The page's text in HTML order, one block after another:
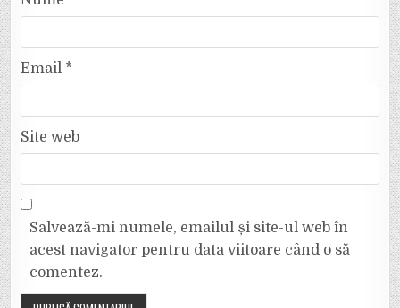
Email *
Site web
Salvează-mi numele, emailul și site-ul web în
acest navigator pentru data viitoare când o să
comentez.